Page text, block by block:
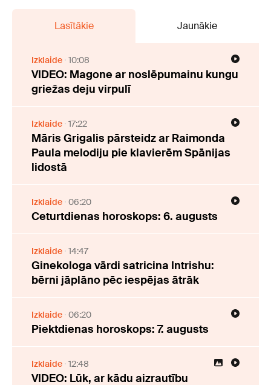
Lasītākie Jaunākie
Izklaide 10:08
VIDEO: Magone ar noslēpumainu kungu
griežas deju virpulī
Izklaide 17:22
Māris Grigalis pārsteidz ar Raimonda
Paula melodiju pie klavierēm Spānijas
lidostā
Izklaide 06:20
Ceturtdienas horoskops: 6. augusts
Izklaide 14:47
Ginekologa vārdi satricina Intrishu:
bērni jāplāno pēc iespējas ātrāk
Izklaide 06:20
Piektdienas horoskops: 7. augusts
Izklaide 12:48
VIDEO: Lūk, ar kādu aizrautību